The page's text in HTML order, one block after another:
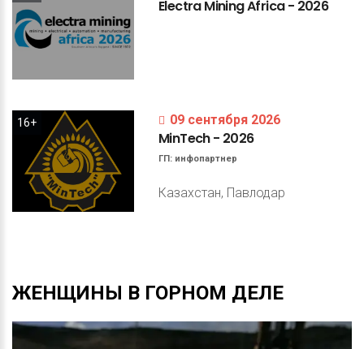
ElectraMiningAfrica- 2026
16+ 09 сентября 2026
MinTech- 2026
ГП: инфопартнер
Казахстан, Павлодар
ЖЕНЩИНЫ В ГОРНОМ ДЕЛЕ